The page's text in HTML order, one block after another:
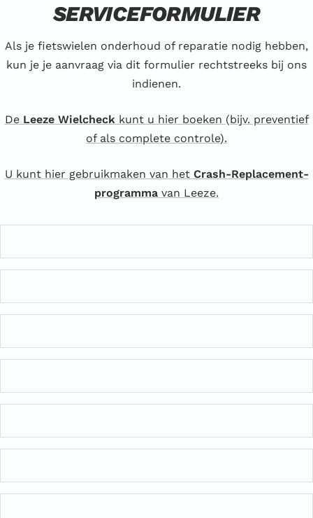
diadiadia
SERVICEFORMULIER
Als je fietswielen onderhoud of reparatie nodig hebben,
kun je je aanvraag via dit formulier rechtstreeks bij ons
indienen.
De Leeze Wielcheck kunt u hier boeken (bijv. preventief
of als complete controle).
U kunt hier gebruikmaken van het Crash-Replacement-
programma van Leeze.